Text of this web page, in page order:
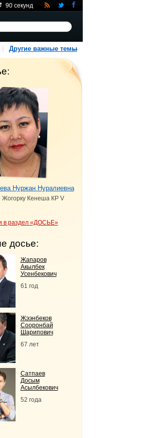
90 секунд
Другие важные темы
Нуржан Нуралиевна
Жогорку Кенеша КР V
в раздел «ДОСЬЕ»
досье:
Жапаров
Акылбек
Усенбекович
61 год
Жээнбеков
Сооронбай
Шарипович
67 лет
Сатпаев
Досым
Асылбекович
52 года